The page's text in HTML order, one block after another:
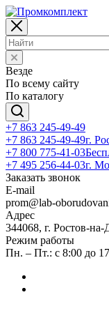
Везде
По всему сайту
По каталогу
+7 863 245-49-49
+7 863 245-49-49г.
+7 800 775-41-03
+7 495 256-44-03г.
Заказать звонок
E-mail
prom@lab-
Адрес
344068, г. Ростов-
Режим работы
Пн. – Пт.: с 8:00 до